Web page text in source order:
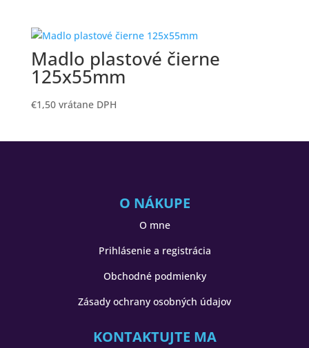
Madlo plastové čierne
125x55mm
€1,50 vrátane DPH
O NÁKUPE
O mne
Prihlásenie a registrácia
Obchodné podmienky
Zásady ochrany osobných údajov
KONTAKTUJTE MA